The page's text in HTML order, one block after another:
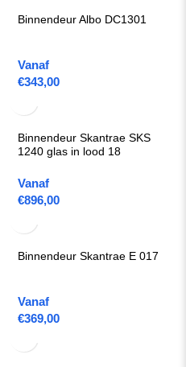
Binnendeur Albo DC1301
Vanaf
€343,00
Binnendeur Skantrae SKS
1240 glas in lood 18
Vanaf
€896,00
Binnendeur Skantrae E 017
Vanaf
€369,00